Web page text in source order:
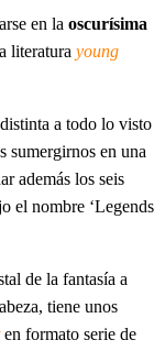
en la oscurísima
literatura young
a todo lo visto
sumergirnos en una
además los seis
el nombre ‘Legends
de la fantasía a
tiene unos
en formato serie de